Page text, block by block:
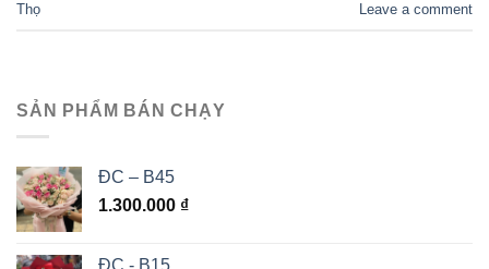
Thọ
Leave a comment
SẢN PHẨM BÁN CHẠY
ĐC – B45
1.300.000 ₫